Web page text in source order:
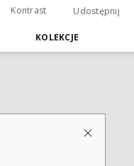
Kontrast Udostępnij
KOLEKCJE